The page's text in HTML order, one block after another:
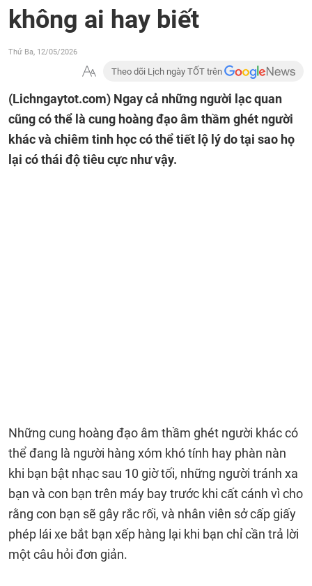
không ai hay biết
Thứ Ba, 12/05/2026
Theo dõi Lịch ngày TỐT trên
(Lichngaytot.com) Ngay cả những người lạc quan
cũng có thể là cung hoàng đạo âm thầm ghét người
khác và chiêm tinh học có thể tiết lộ lý do tại sao họ
lại có thái độ tiêu cực như vậy.
Những cung hoàng đạo âm thầm ghét người khác có
thể đang là người hàng xóm khó tính hay phàn nàn
khi bạn bật nhạc sau 10 giờ tối, những người tránh xa
bạn và con bạn trên máy bay trước khi cất cánh vì cho
rằng con bạn sẽ gây rắc rối, và nhân viên sở cấp giấy
phép lái xe bắt bạn xếp hàng lại khi bạn chỉ cần trả lời
một câu hỏi đơn giản.